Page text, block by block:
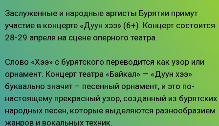
Заслуженные и народные артисты Бурятии примут
участие в концерте «Дуун хээ» (6+). Концерт состоится
28-29 апреля на сцене оперного театра.
Слово «Хээ» с бурятского переводится как узор или
орнамент. Концерт театра «Байкал» — «Дуун хээ»
буквально значит – песенный орнамент, и это по-
настоящему прекрасный узор, созданный из бурятских
народных песен, которые выделяются разнообразием
жанров и вокальных техник.